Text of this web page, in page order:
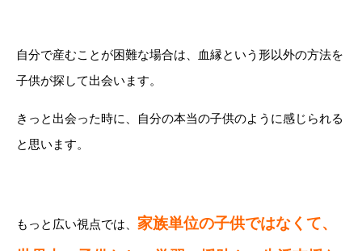
自分で産むことが困難な場合は、血縁という形以外の方法を
子供が探して出会います。
きっと出会った時に、自分の本当の子供のように感じられる
と思います。
もっと広い視点では、 家族単位の子供ではなくて、